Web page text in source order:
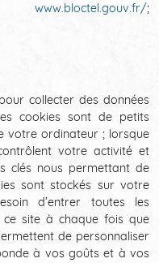
www.bloctel.gouv.fr/;
collecter des données
cookies sont de petits
votre ordinateur ; lorsque
votre activité et
clés nous permettant de
sont stockés sur votre
d’entrer toutes les
site à chaque fois que
de personnaliser
à vos goûts et à vos